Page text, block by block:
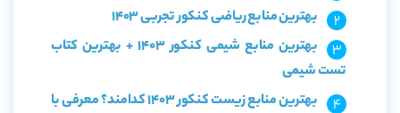
بهترین منابع ریاضی کنکور تجربی 1403
بهترین منابع شیمی کنکور 1403 + بهترین کتاب
تست شیمی
بهترین منابع زیست کنکور 1403 کدامند؟ معرفی با